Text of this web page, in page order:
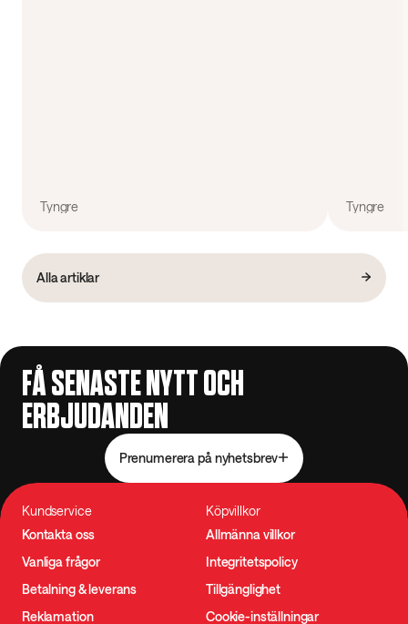
Tyngre Tyngre
Alla artiklar
FÅ SENASTE NYTT OCH
ERBJUDANDEN
Prenumerera på nyhetsbrev
Kundservice
Kontakta oss
Vanliga frågor
Betalning & leverans
Reklamation
Köpvillkor
Allmänna villkor
Integritetspolicy
Tillgänglighet
Cookie-inställningar